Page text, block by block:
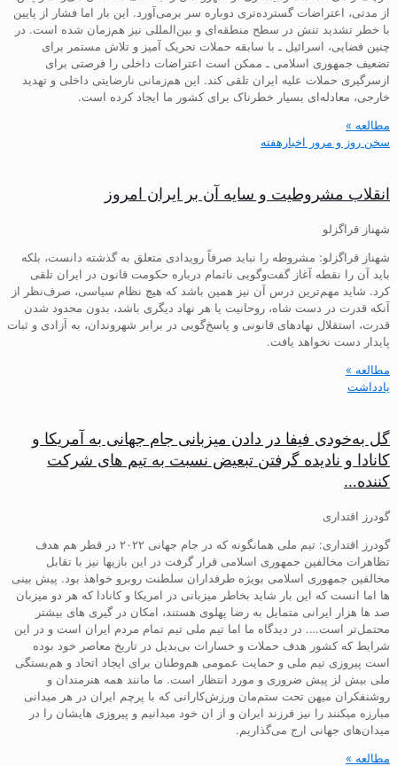
از مدتی، اعتراضات گسترده‌تری دوباره سر برمی‌آورد. این بار اما فشار از پایین
با خطر تشدید تنش در سطح منطقه‌ای و بین‌المللی نیز هم‌زمان شده است. در
چنین فضایی، اسرائیل ـ با سابقه حملات تحریک آمیز و تلاش مستمر برای
تضعیف جمهوری اسلامی ـ ممکن است اعتراضات داخلی را فرصتی برای
ازسرگیری حملات علیه ایران تلقی کند. این هم‌زمانی نارضایتی داخلی و تهدید
خارجی، معادله‌ای بسیار خطرناک برای کشور ما ایجاد کرده است.
مطالعه »
سخن روز و مرور اخبارهفته
انقلاب مشروطیت و سایه آن بر ایران امروز
شهناز قراگزلو
شهناز قراگزلو: مشروطه را نباید صرفاً رویدادی متعلق به گذشته دانست، بلکه
باید آن را نقطه آغاز گفت‌وگویی ناتمام درباره حکومت قانون در ایران تلقی
کرد. شاید مهم‌ترین درس آن نیز همین باشد که هیچ نظام سیاسی، صرف‌نظر از
آنکه قدرت در دست شاه، روحانیت یا هر نهاد دیگری باشد، بدون محدود شدن
قدرت، استقلال نهادهای قانونی و پاسخ‌گویی در برابر شهروندان، به آزادی و ثبات
پایدار دست نخواهد یافت.
مطالعه »
یادداشت
گل به‌خودی فیفا در دادن میزبانی جام جهانی به آمریکا و
کانادا و نادیده گرفتن تبعیض نسبت به تیم های شرکت
کننده…
گودرز اقتداری
گودرز اقتداری: تیم ملی همانگونه که در جام جهانی ۲۰۲۲ در قطر هم هدف
تظاهرات مخالفین جمهوری اسلامی قرار گرفت در این بازیها نیز با تقابل
مخالفین جمهوری اسلامی بویژه طرفداران سلطنت روبرو خواهذ بود. پیش بینی
ها اما انست که این بار شاید بخاطر میزبانی در امریکا و کانادا که هر دو میزبان
صد ها هزار ایرانی متمایل به رضا پهلوی هستند، امکان در گیری های بیشتر
محتمل‌تر است…. در دیدگاه ما اما تیم ملی تیم تمام مردم ایران است و در این
شرایط که کشور هدف حملات و خسارات بی‌بدیل در تاریخ معاصر خود بوده
است پیروزی تیم ملی و حمایت عمومی هم‌وطنان برای ایجاد اتحاد و هم‌بستگی
ملی بیش لز پیش ضروری و مورد انتظار است. ما مانند همه هنرمندان و
روشنفکران میهن تحت ستم‌مان ورزش‌کارانی که با پرچم ایران در هر میدانی
مبارزه میکنند را نیز فرزند ایران و از ان خود میدانیم و پیروزی هایشان را در
میدان‌های جهانی ارج می‌گذاریم.
مطالعه »